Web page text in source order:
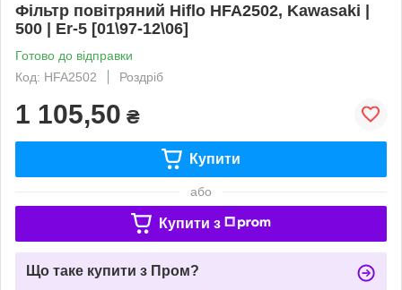
Фільтр повітряний Hiflo HFA2502, Kawasaki |
500 | Er-5 [01\97-12\06]
Готово до відправки
Код: HFA2502
Роздріб
1 105,50 ₴
Купити
або
Купити з
Що таке купити з Пром?